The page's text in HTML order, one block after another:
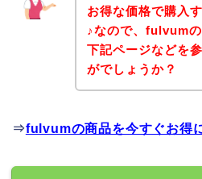
お得な価格で購入
♪なので、fulvum
下記ページなどを
がでしょうか？
⇒fulvumの商品を今すぐお得